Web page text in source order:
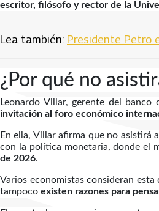
escritor, filósofo y rector de la
Lea también: Presidente Petro
¿Por qué no
Leonardo Villar, gerente del
invitación al foro económico
En ella, Villar afirma que no asistirá
con la política monetaria, donde el
de 2026.
Varios economistas consideran
tampoco existen razones para